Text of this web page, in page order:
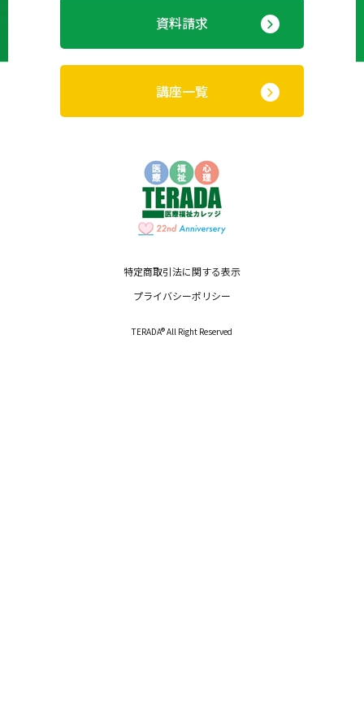
資料請求
講座一覧
特定商取引法に関する表示
プライバシーポリシー
TERADA® All Right Reserved